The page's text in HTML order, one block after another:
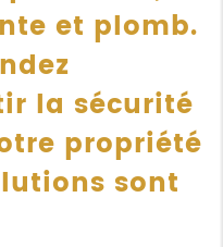
et plomb.
la sécurité
propriété
sont